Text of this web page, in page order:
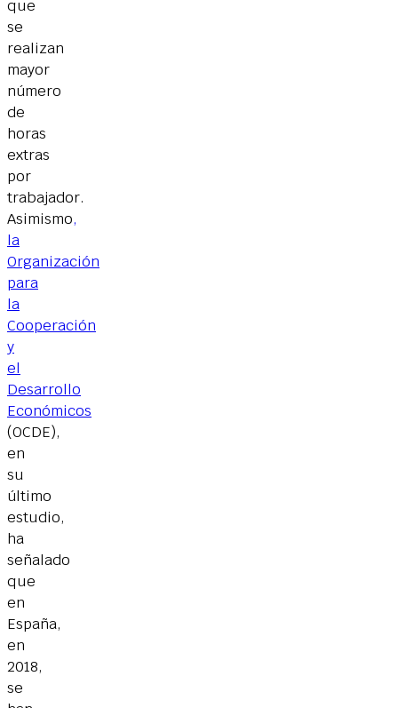
que
se
realizan
mayor
número
de
horas
extras
por
trabajador.
Asimismo,
la
Organización
para
la
Cooperación
y
el
Desarrollo
Económicos
(OCDE),
en
su
último
estudio,
ha
señalado
que
en
España,
en
2018,
se